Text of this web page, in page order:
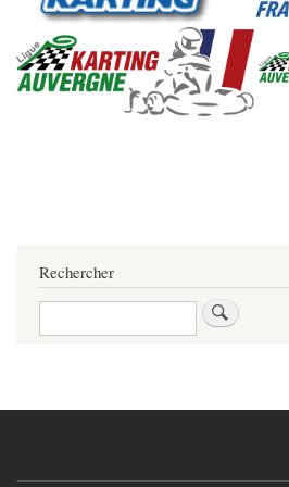
Rechercher
Rechercher